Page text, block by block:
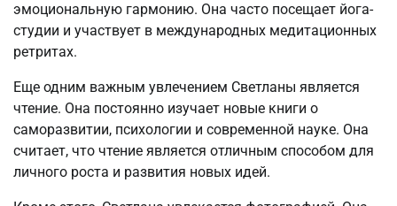
эмоциональную гармонию. Она часто посещает йога-
студии и участвует в международных медитационных
ретритах.
Еще одним важным увлечением Светланы является
чтение. Она постоянно изучает новые книги о
саморазвитии, психологии и современной науке. Она
считает, что чтение является отличным способом для
личного роста и развития новых идей.